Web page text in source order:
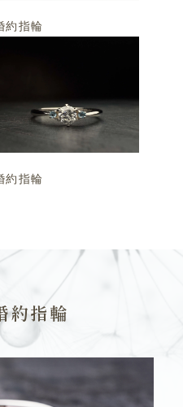
約指輪
約指輪
約指輪